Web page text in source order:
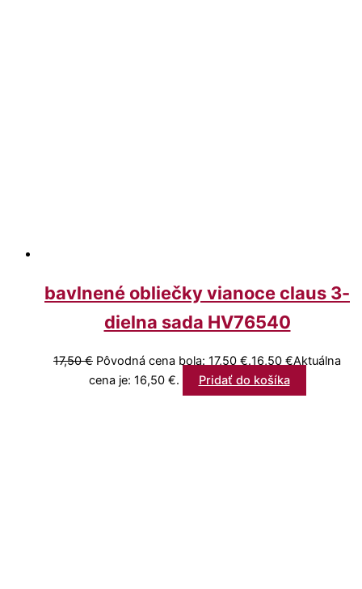
bavlnené obliečky vianoce claus 3-
dielna sada HV76540
17,50€ Pôvodná cena bola: 17,50 €.16,50 €Aktuálna
cena je: 16,50 €.
Pridať do košíka